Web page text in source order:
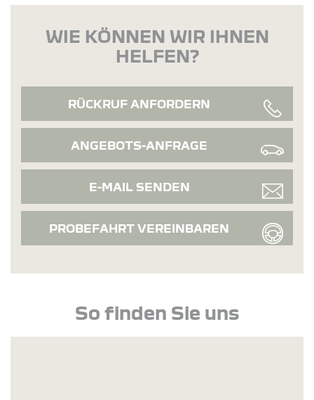
WIE KÖNNEN WIR IHNEN
HELFEN?
RÜCKRUF ANFORDERN
ANGEBOTS-ANFRAGE
E-MAIL SENDEN
PROBEFAHRT VEREINBAREN
So finden Sie uns